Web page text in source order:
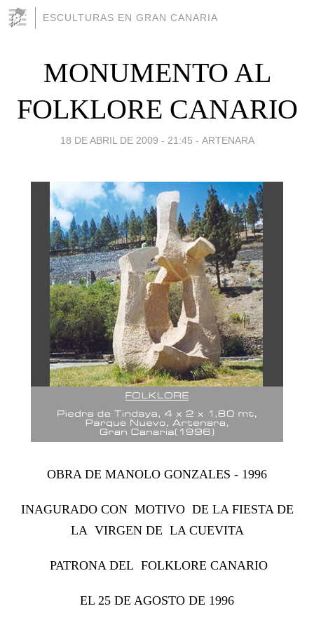
ESCULTURAS EN GRAN CANARIA
MONUMENTO AL
FOLKLORE CANARIO
18 DE ABRIL DE 2009 - 21:45 - ARTENARA
OBRA DE MANOLO GONZALES - 1996
INAGURADO CON MOTIVO DE LA FIESTA DE
LA VIRGEN DE LA CUEVITA
PATRONA DEL FOLKLORE CANARIO
EL 25 DE AGOSTO DE 1996